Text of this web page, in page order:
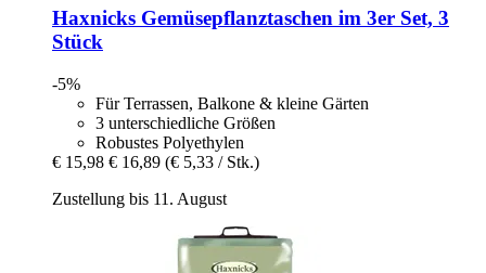
Haxnicks Gemüsepflanztaschen im 3er Set, 3
Stück
-5%
Für Terrassen, Balkone & kleine Gärten
3 unterschiedliche Größen
Robustes Polyethylen
€ 15,98 € 16,89 (€ 5,33 / Stk.)
Zustellung bis 11. August